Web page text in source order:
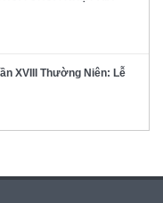
XVIII Thường Niên: Lễ